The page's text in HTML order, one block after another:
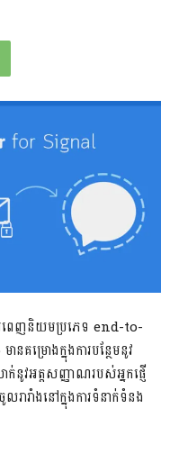
រពេញនិយមប្រភេទ end-to-
រោងក្នុងការបន្ថែមនូវ
នូវអត្តសញ្ញាណរបស់អ្នកផ្ញើ
រារាំងនៅក្នុងការទំនាក់ទំនង